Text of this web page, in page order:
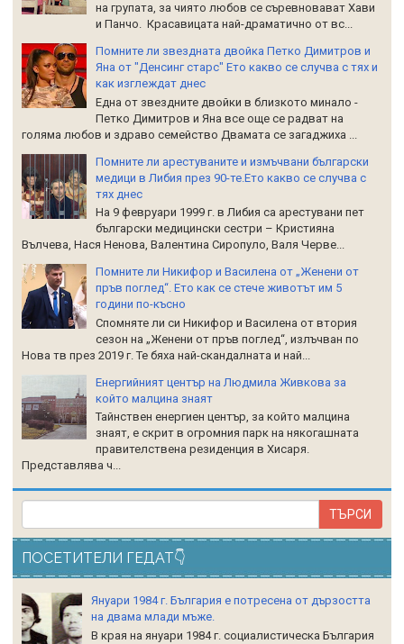
на групата, за чиято любов се съревновават Хави
и Панчо. Красавицата най-драматично от вс...
Помните ли звездната двойка Петко Димитров и
Яна от "Денсинг старс" Ето какво се случва с тях и
как изглеждат днес
Една от звездните двойки в близкото минало -
Петко Димитров и Яна все още се радват на
голяма любов и здраво семейство Двамата се загаджиха ...
Помните ли арестуваните и измъчвани български
медици в Либия през 90-те.Ето какво се случва с
тях днес
На 9 февруари 1999 г. в Либия са арестувани пет
български медицински сестри – Кристияна
Вълчева, Нася Ненова, Валентина Сиропуло, Валя Черве...
Помните ли Никифор и Василена от „Женени от
пръв поглед“. Ето как се стече животът им 5
години по-късно
Спомняте ли си Никифор и Василена от втория
сезон на „Женени от пръв поглед“, излъчван по
Нова тв през 2019 г. Те бяха най-скандалната и най...
Енергийният център на Людмила Живкова за
който малцина знаят
Тайнствен енергиен център, за който малцина
знаят, е скрит в огромния парк на някогашната
правителствена резиденция в Хисаря.
Представлява ч...
ПОСЕТИТЕЛИ ГЕДАТ👇
Януари 1984 г. България е потресена от дързостта
на двама млади мъже.
В края на януари 1984 г. социалистическа България